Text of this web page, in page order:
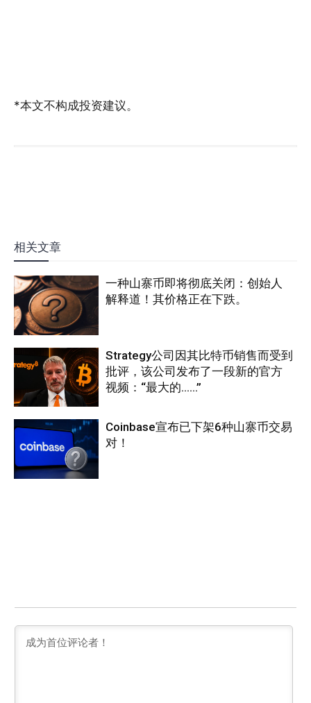
*本文不构成投资建议。
相关文章
一种山寨币即将彻底关闭：创始人
解释道！其价格正在下跌。
Strategy公司因其比特币销售而受到
批评，该公司发布了一段新的官方
视频：“最大的……”
Coinbase宣布已下架6种山寨币交易
对！